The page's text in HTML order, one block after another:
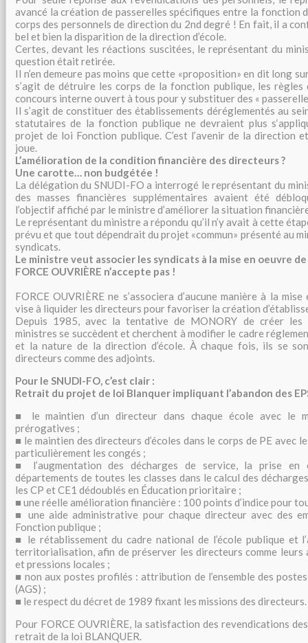
avancé la création de passerelles spécifiques entre la fonction
corps des personnels de direction du 2nd degré ! En fait, il a
bel et bien la disparition de la direction d’école.
Certes, devant les réactions suscitées, le représentant du
question était retirée.
Il n’en demeure pas moins que cette «proposition» en dit long
s’agit de détruire les corps de la fonction publique, les règles
concours interne ouvert à tous pour y substituer des «
Il s’agit de constituer des établissements déréglementés au
statutaires de la fonction publique ne devraient plus
projet de loi Fonction publique. C’est l’avenir de la direction
joue.
L’amélioration de la condition financière des directeurs ?
Une carotte… non budgétée !
La délégation du SNUDI-FO a interrogé le représentant du
des masses financières supplémentaires avaient été
l’objectif affiché par le ministre d’améliorer la situation
Le représentant du ministre a répondu qu’il n’y avait à cette
prévu et que tout dépendrait du projet «commun» présenté au
syndicats.
Le ministre veut associer les syndicats à la mise en oeuvre
FORCE OUVRIÈRE n’accepte pas !
FORCE OUVRIÈRE ne s’associera d’aucune manière à la
vise à liquider les directeurs pour favoriser la création
Depuis 1985, avec la tentative de MONORY de créer les
ministres se succèdent et cherchent à modifier le cadre
et la nature de la direction d’école. À chaque fois, ils se
directeurs comme des adjoints.
Pour le SNUDI-FO, c’est clair :
Retrait du projet de loi Blanquer impliquant l’abandon des
■ le maintien d’un directeur dans chaque école avec le
prérogatives ;
■ le maintien des directeurs d’écoles dans le corps de PE avec
particulièrement les congés ;
■ l’augmentation des décharges de service, la prise en
départements de toutes les classes dans le calcul des
les CP et CE1 dédoublés en Éducation prioritaire ;
■ une réelle amélioration financière : 100 points d’indice pour
■ une aide administrative pour chaque directeur avec des
Fonction publique ;
■ le rétablissement du cadre national de l’école publique et
territorialisation, afin de préserver les directeurs comme leurs
et pressions locales ;
■ non aux postes profilés : attribution de l’ensemble des
(AGS) ;
■ le respect du décret de 1989 fixant les missions des directeurs.
Pour FORCE OUVRIÈRE, la satisfaction des revendications
retrait de la loi BLANQUER.